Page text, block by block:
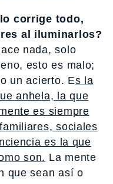
corrige todo,
al iluminarlos?
nada, solo
esto es malo;
un acierto. Es la
anhela, la que
es siempre
sociales
es la que
son. La mente
que sean así o